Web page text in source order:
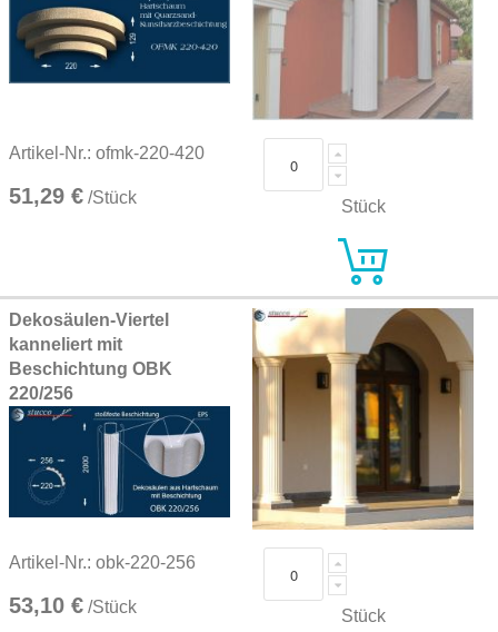
Artikel-Nr.: ofmk-220-420
51,29 € /Stück Stück
Dekosäulen-Viertel
kanneliert mit
Beschichtung OBK
220/256
Artikel-Nr.: obk-220-256
53,10 € /Stück Stück